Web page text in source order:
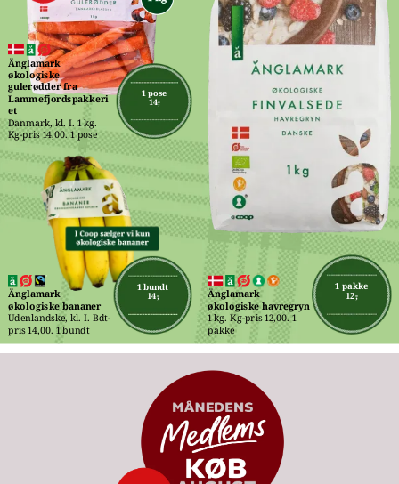
1 pose
14,-
Änglamark
økologiske
gulerødder fra
Lammefjordspakkeri
et
Danmark, kl. I. 1 kg.
Kg-pris 14,00. 1 pose
1 bundt
14,-
Änglamark
økologiske bananer
Udenlandske, kl. I. Bdt-
pris 14,00. 1 bundt
1 pakke
12,-
Änglamark
økologiske havregryn
1 kg. Kg-pris 12,00. 1
pakke